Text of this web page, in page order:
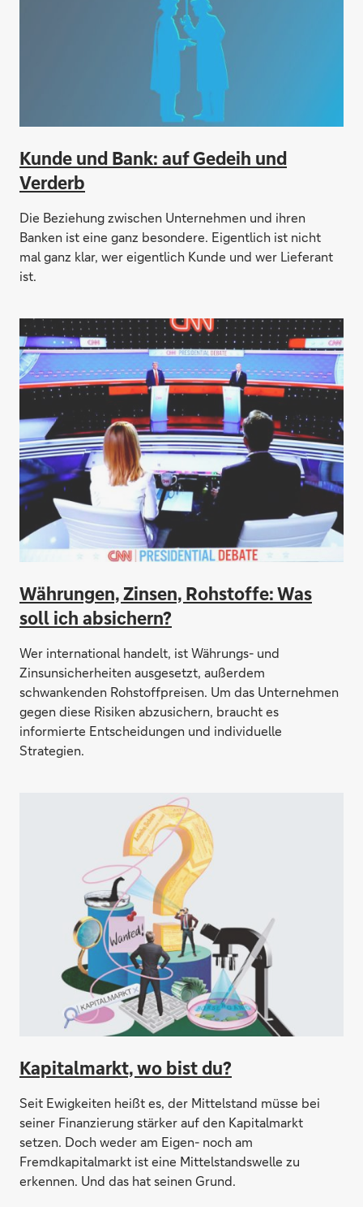
Kunde und Bank: auf Gedeih und
Verderb
Die Beziehung zwischen Unternehmen und ihren
Banken ist eine ganz besondere. Eigentlich ist nicht
mal ganz klar, wer eigentlich Kunde und wer Lieferant
ist.
Währungen, Zinsen, Rohstoffe: Was
soll ich absichern?
Wer international handelt, ist Währungs- und
Zinsunsicherheiten ausgesetzt, außerdem
schwankenden Rohstoffpreisen. Um das Unternehmen
gegen diese Risiken abzusichern, braucht es
informierte Entscheidungen und individuelle
Strategien.
Kapitalmarkt, wo bist du?
Seit Ewigkeiten heißt es, der Mittelstand müsse bei
seiner Finanzierung stärker auf den Kapitalmarkt
setzen. Doch weder am Eigen- noch am
Fremdkapitalmarkt ist eine Mittelstandswelle zu
erkennen. Und das hat seinen Grund.